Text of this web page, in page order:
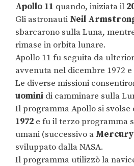
Apollo 11 quando, iniziata il
Gli astronauti Neil
sbarcarono sulla Luna,
rimase in orbita lunare.
Apollo 11 fu seguita da
avvenuta nel dicembre 1972
Le diverse missioni
uomini di camminare sulla
Il programma Apollo si
1972 e fu il terzo programma
umani (successivo a Mercury
sviluppato dalla NASA.
Il programma utilizzò la